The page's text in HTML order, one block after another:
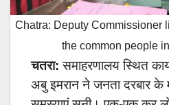
Chatra: Deputy Commissioner
the common people
चतरा: समाहरणालय स्थित
अबु इमरान ने जनता दरबार